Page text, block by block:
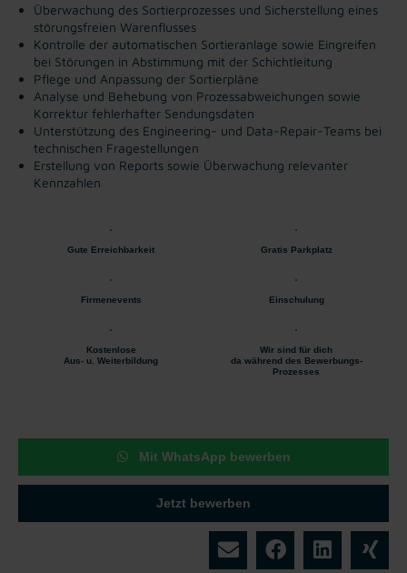
Überwachung des Sortierprozesses und Sicherstellung eines
störungsfreien Warenflusses
Kontrolle der automatischen Sortieranlage sowie Eingreifen
bei Störungen in Abstimmung mit der Schichtleitung
Pflege und Anpassung der Sortierpläne
Analyse und Behebung von Prozessabweichungen sowie
Korrektur fehlerhafter Sendungsdaten
Unterstützung des Engineering- und Data-Repair-Teams bei
technischen Fragestellungen
Erstellung von Reports sowie Überwachung relevanter
Kennzahlen
Gute Erreichbarkeit Gratis Parkplatz
Firmenevents Einschulung
Kostenlose
Aus- u. Weiterbildung
Wir sind für dich
da während des Bewerbungs-
Prozesses
Mit WhatsApp bewerben
Jetzt bewerben